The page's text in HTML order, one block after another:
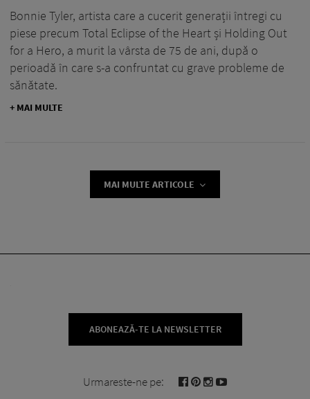
Bonnie Tyler, artista care a cucerit generații întregi cu
piese precum Total Eclipse of the Heart și Holding Out
for a Hero, a murit la vârsta de 75 de ani, după o
perioadă în care s-a confruntat cu grave probleme de
sănătate.
+ MAI MULTE
MAI MULTE ARTICOLE
ABONEAZĂ-TE LA NEWSLETTER
Urmareste-ne pe: